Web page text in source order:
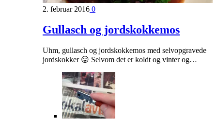
2. februar 2016 0
Gullasch og jordskokkemos
Uhm, gullasch og jordskokkemos med selvopgravede
jordskokker 😛 Selvom det er koldt og vinter og…